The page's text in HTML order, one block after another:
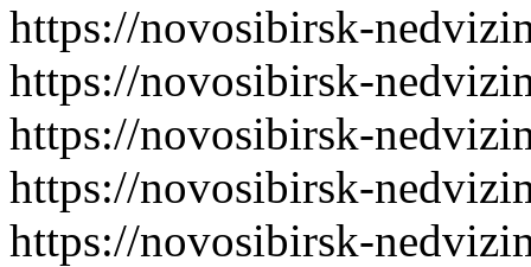
https://novosibirsk-
https://novosibirsk-
https://novosibirsk-
https://novosibirsk-
https://novosibirsk-